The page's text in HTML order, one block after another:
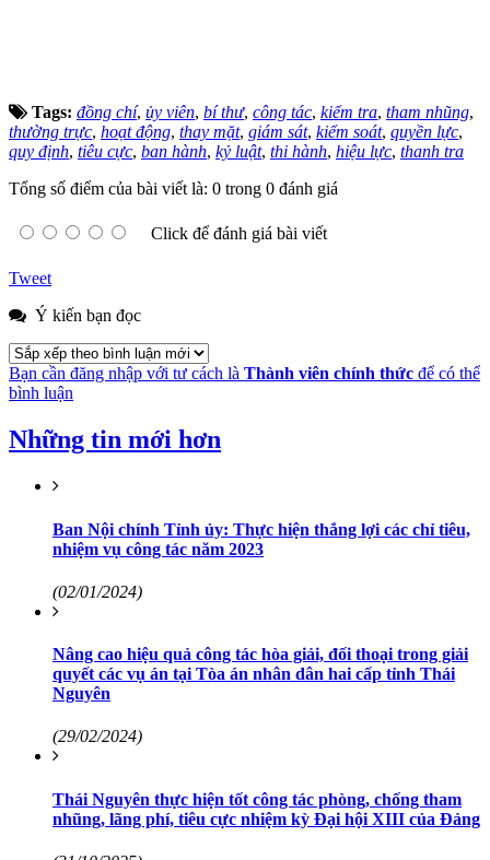
Tags: đồng chí, ủy viên, bí thư, công tác, kiểm tra, tham nhũng,
thường trực, hoạt động, thay mặt, giám sát, kiểm soát, quyền lực,
quy định, tiêu cực, ban hành, kỷ luật, thi hành, hiệu lực, thanh tra
Tổng số điểm của bài viết là: 0 trong 0 đánh giá
Click để đánh giá bài viết
Tweet
Ý kiến bạn đọc
Bạn cần đăng nhập với tư cách là Thành viên chính thức để có thể
bình luận
Những tin mới hơn
Ban Nội chính Tỉnh ủy: Thực hiện thắng lợi các chỉ tiêu,
nhiệm vụ công tác năm 2023
(02/01/2024)
Nâng cao hiệu quả công tác hòa giải, đối thoại trong giải
quyết các vụ án tại Tòa án nhân dân hai cấp tỉnh Thái
Nguyên
(29/02/2024)
Thái Nguyên thực hiện tốt công tác phòng, chống tham
nhũng, lãng phí, tiêu cực nhiệm kỳ Đại hội XIII của Đảng